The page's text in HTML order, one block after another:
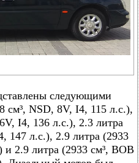
следующими
см³, NSD, 8V, I4, 115 л.с.),
I4, 136 л.с.), 2.3 литра
147 л.с.), 2.9 литра (2933
2.9 литра (2933 см³, BOB